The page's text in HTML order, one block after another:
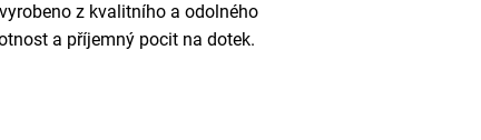
z kvalitního a odolného
a příjemný pocit na dotek.